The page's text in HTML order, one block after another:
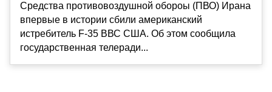
Средства противовоздушной обороы (ПВО) Ирана
впервые в истории сбили американский
истребитель F-35 ВВС США. Об этом сообщила
государственная телеради...